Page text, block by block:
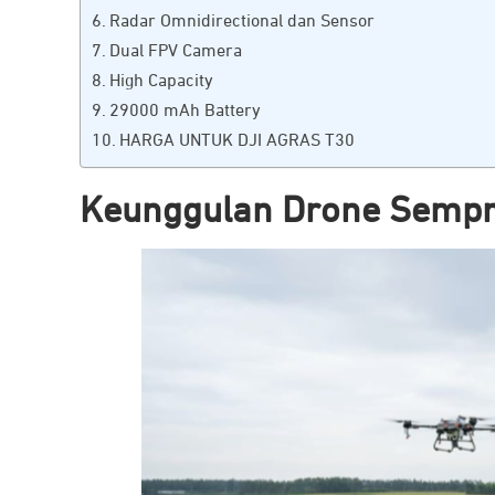
Radar Omnidirectional dan Sensor
Dual FPV Camera
High Capacity
29000 mAh Battery
HARGA UNTUK DJI AGRAS T30
Keunggulan Drone